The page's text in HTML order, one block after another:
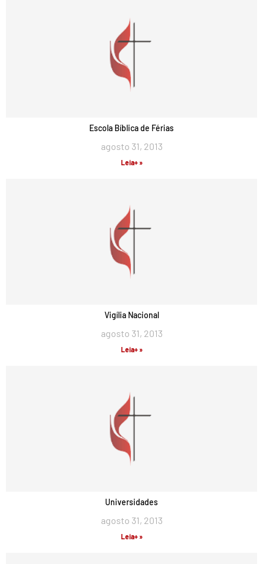
Escola Bíblica de Férias
agosto 31, 2013
Leia+ »
Vigília Nacional
agosto 31, 2013
Leia+ »
Universidades
agosto 31, 2013
Leia+ »